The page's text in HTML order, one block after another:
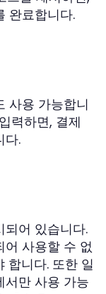
완료합니다.
사용 가능합니
력하면, 결제
다.
어 있습니다.
사용할 수 없
합니다. 또한 일
서만 사용 가능